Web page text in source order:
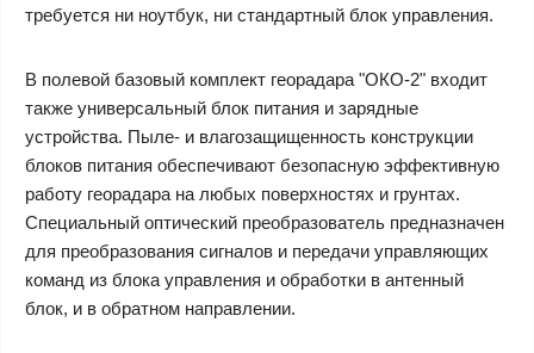
требуется ни ноутбук, ни стандартный блок управления.
В полевой базовый комплект георадара "ОКО-2" входит
также универсальный блок питания и зарядные
устройства. Пыле- и влагозащищенность конструкции
блоков питания обеспечивают безопасную эффективную
работу георадара на любых поверхностях и грунтах.
Специальный оптический преобразователь предназначен
для преобразования сигналов и передачи управляющих
команд из блока управления и обработки в антенный
блок, и в обратном направлении.